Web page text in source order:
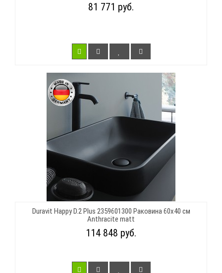
81 771 руб.
Duravit Happy D.2 Plus 2359601300 Раковина 60х40 см
Anthracite matt
114 848 руб.